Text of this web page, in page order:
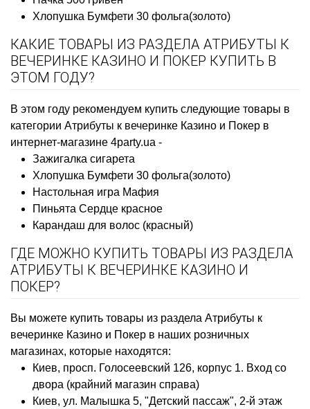
Хлопушка Бумфети 30 фольга(золото)
КАКИЕ ТОВАРЫ ИЗ РАЗДЕЛА АТРИБУТЫ К
ВЕЧЕРИНКЕ КАЗИНО И ПОКЕР КУПИТЬ В
ЭТОМ ГОДУ?
В этом году рекомендуем купить следующие товары в
категории Атрибуты к вечеринке Казино и Покер в
интернет-магазине 4party.ua -
Зажигалка сигарета
Хлопушка Бумфети 30 фольга(золото)
Настольная игра Мафия
Пиньята Сердце красное
Карандаш для волос (красный)
ГДЕ МОЖНО КУПИТЬ ТОВАРЫ ИЗ РАЗДЕЛА
АТРИБУТЫ К ВЕЧЕРИНКЕ КАЗИНО И
ПОКЕР?
Вы можете купить товары из раздела Атрибуты к
вечеринке Казино и Покер в наших розничных
магазинах, которые находятся:
Киев, просп. Голосеевский 126, корпус 1. Вход со
двора (крайний магазин справа)
Киев, ул. Малышка 5, "Детский пассаж", 2-й этаж